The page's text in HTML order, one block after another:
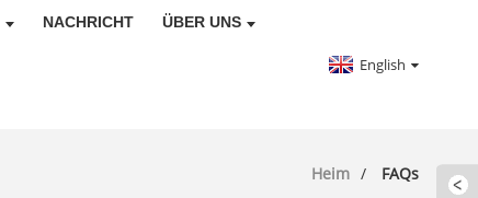
NACHRICHT ÜBER UNS
English
Heim FAQs